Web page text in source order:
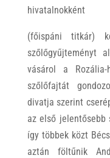
hivatalnokként
(főispáni titkár)
szőlőgyűjteményt
vásárol a Rozália-
szőlőfajtát
divatja szerint
az első
így többek közt
aztán föltűnik